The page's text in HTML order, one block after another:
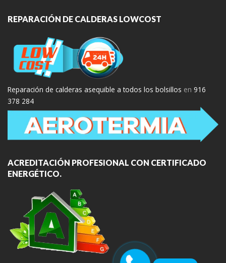
REPARACIÓN DE CALDERAS LOWCOST
Reparación de calderas asequible a todos los bolsillos en 916
378 284
ACREDITACIÓN PROFESIONAL CON CERTIFICADO
ENERGÉTICO.